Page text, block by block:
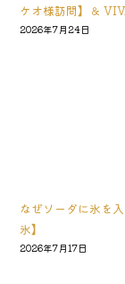
ケオ様訪問】＆
2026年7月24日
なぜソーダに氷を
氷】
2026年7月17日